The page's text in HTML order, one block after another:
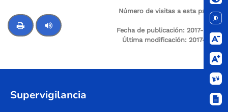
Número de visitas a esta página:
2465
Fecha de publicación: 2017-05-15
Última modificación: 2017-12-13
Supervigilancia